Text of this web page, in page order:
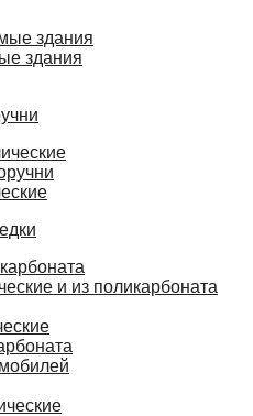
здания
здания
и из поликарбоната